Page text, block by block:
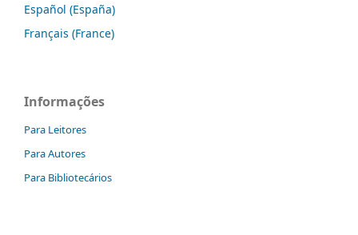
Español (España)
Français (France)
Informações
Para Leitores
Para Autores
Para Bibliotecários